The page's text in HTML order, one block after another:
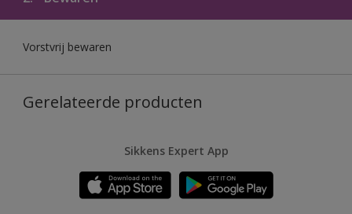
Vorstvrij bewaren
Gerelateerde producten
Sikkens Expert App